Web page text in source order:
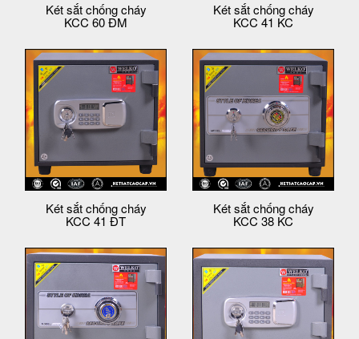
Két sắt chống cháy
KCC 60 ĐM
Két sắt chống cháy
KCC 41 KC
Két sắt chống cháy
KCC 41 ĐT
Két sắt chống cháy
KCC 38 KC